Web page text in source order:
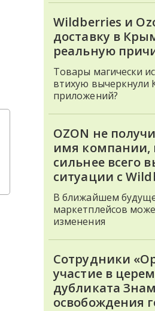
Wildberries и
доставку в
реальную
Товары магически
втихую вычеркнули
приложений?
OZON не
имя компании,
сильнее всего
ситуации с
В ближайшем
маркетплейсов
изменения
Сотрудники
участие в
дубликата
освобождения